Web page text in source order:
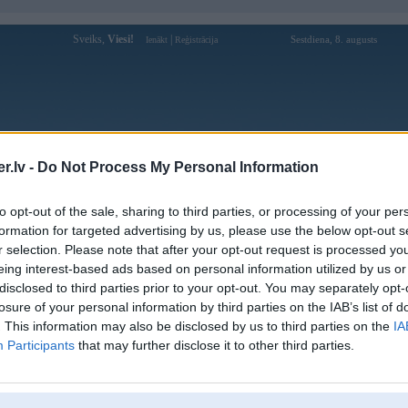
- Do Not Process My Personal Information
opt-out of the sale, sharing to third parties, or processing of your
for targeted advertising by us, please use the below opt-out
selection. Please note that after your opt-out request is processed
interest-based ads based on personal information utilized by us
to third parties prior to your opt-out. You may separately
of your personal information by third parties on the IAB’s list of
This information may also be disclosed by us to third parties on the
Participants that may further disclose it to other third parties.
Sveiks, Viesi! Ienākt Reģistrācija Sestdiena, 8. augusts
Forums Galerijas Reģistrācija Lietotāji
Lietotāja agrais profils
Pēdējo reizi manīts: 22. May 2019, 21:57
Lietotājvārds:
agrais
Braucu ar:
E91
Ziņojumi forumā:
[Pēdējie ziņojumi forumā]